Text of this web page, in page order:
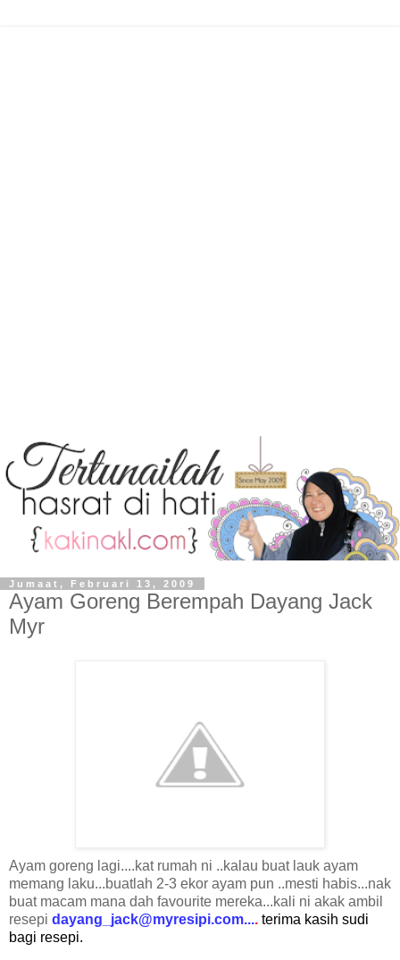
Jumaat, Februari 13, 2009
Ayam Goreng Berempah Dayang Jack
Myr
Ayam goreng lagi....kat rumah ni ..kalau buat lauk ayam
memang laku...buatlah 2-3 ekor ayam pun ..mesti habis...nak
buat macam mana dah favourite mereka...kali ni akak ambil
resepi dayang_jack@myresipi.com.... terima kasih sudi
bagi resepi.